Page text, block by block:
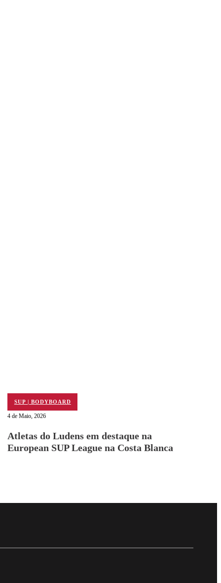
SUP | BODYBOARD
4 de Maio, 2026
Atletas do Ludens em destaque na
European SUP League na Costa Blanca